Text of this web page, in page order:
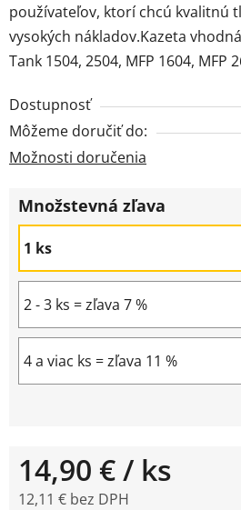
používateľov, ktorí chcú kvalitnú
vysokých nákladov.Kazeta
Tank 1504, 2504, MFP 1604, MFP
Dostupnosť
Môžeme doručiť do:
Možnosti doručenia
Množstevná zľava
1 ks
2 - 3 ks = zľava 7 %
4 a viac ks = zľava 11 %
14,90 €/ ks
12,11 € bez DPH